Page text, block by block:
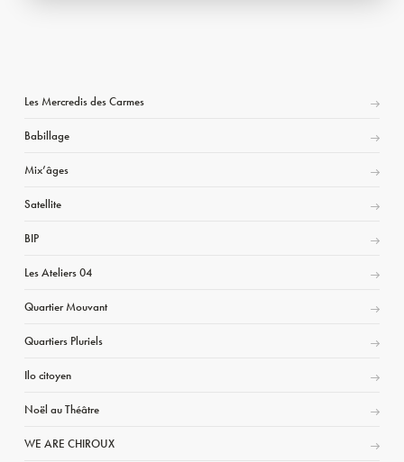
Les Mercredis des Carmes
Babillage
Mix’âges
Satellite
BIP
Les Ateliers 04
Quartier Mouvant
Quartiers Pluriels
Ilo citoyen
Noël au Théâtre
WE ARE CHIROUX